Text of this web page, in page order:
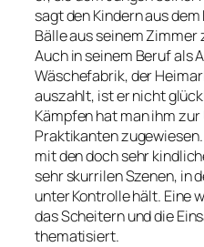
sagt den Kindern aus
Bälle aus seinem Zimmer
Auch in seinem Beruf als
Wäschefabrik, der
auszahlt, ist er nicht
Kämpfen hat man ihm
Praktikanten
mit den doch sehr
sehr skurrilen Szenen, in
unter Kontrolle hält. Eine
das Scheitern und die
thematisiert.